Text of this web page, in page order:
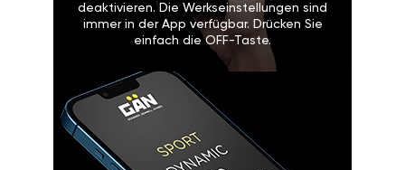
deaktivieren. Die Werkseinstellungen sind
immer in der App verfügbar. Drücken Sie
einfach die OFF-Taste.